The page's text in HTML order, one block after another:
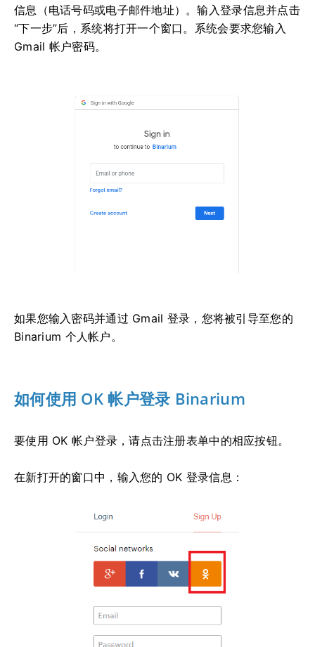
信息（电话号码或电子邮件地址）。输入登录信息并点击
“下一步”后，系统将打开一个窗口。系统会要求您输入
Gmail 帐户密码。
如果您输入密码并通过 Gmail 登录，您将被引导至您的
Binarium 个人帐户。
如何使用 OK 帐户登录 Binarium
要使用 OK 帐户登录，请点击注册表单中的相应按钮。
在新打开的窗口中，输入您的 OK 登录信息：